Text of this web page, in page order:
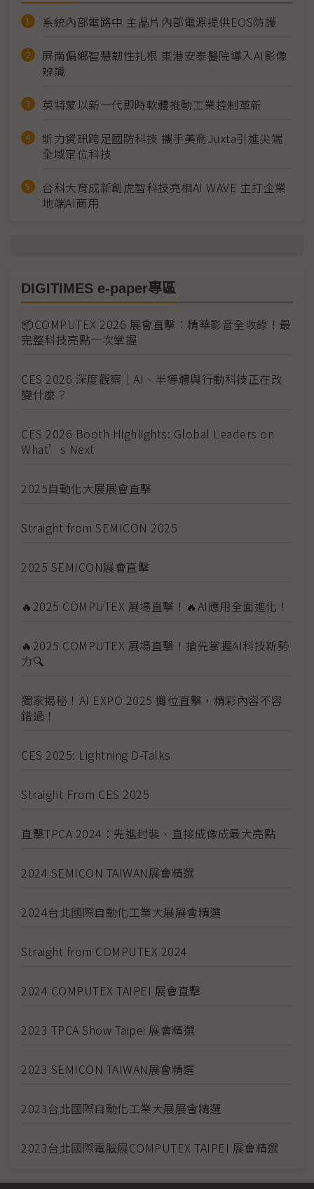
系統內部電路中 主晶片內部電源提供EOS防護
屏南偏鄉智慧韌性扎根 東港安泰醫院導入AI影像
辨識
英特蒙以新一代即時軟體推動工業控制革新
昕力資訊跨足國防科技 攜手美商Juxta引進尖端
全域定位科技
台科大育成新創虎智科技亮相AI WAVE 主打企業
地端AI商用
DIGITIMES e-paper專區
📦COMPUTEX 2026 展會直擊：精華影音全收錄！最
完整科技亮點一次掌握
CES 2026 深度觀察｜AI、半導體與行動科技正在改
變什麼？
CES 2026 Booth Highlights: Global Leaders on
What’s Next
2025自動化大展展會直擊
Straight from SEMICON 2025
2025 SEMICON展會直擊
🔥2025 COMPUTEX 展場直擊！🔥AI應用全面進化！
🔥2025 COMPUTEX 展場直擊！搶先掌握AI科技新勢
力🔍
獨家揭秘！AI EXPO 2025 攤位直擊，精彩內容不容
錯過！
CES 2025: Lightning D-Talks
Straight From CES 2025
直擊TPCA 2024：先進封裝、直接成像成最大亮點
2024 SEMICON TAIWAN展會精選
2024台北國際自動化工業大展展會精選
Straight from COMPUTEX 2024
2024 COMPUTEX TAIPEI 展會直擊
2023 TPCA Show Taipei 展會精選
2023 SEMICON TAIWAN展會精選
2023台北國際自動化工業大展展會精選
2023台北國際電腦展COMPUTEX TAIPEI 展會精選